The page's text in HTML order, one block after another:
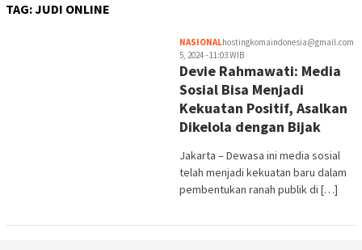
TAG:JUDI ONLINE
NASIONALhostingkomaindonesia@gmail.com
5, 2024 - 11:03 WIB
Devie Rahmawati: Media
Sosial Bisa Menjadi
Kekuatan Positif, Asalkan
Dikelola dengan Bijak
Jakarta – Dewasa ini media sosial
telah menjadi kekuatan baru dalam
pembentukan ranah publik di […]